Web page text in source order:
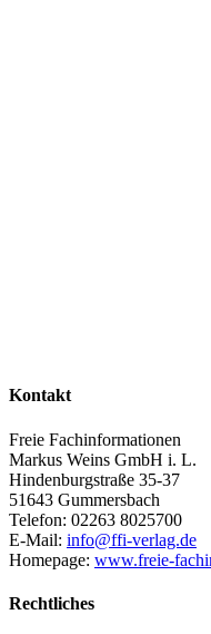
Kontakt
Freie Fachinformationen
Markus Weins GmbH i. L.
Hindenburgstraße 35-37
51643 Gummersbach
Telefon: 02263 8025700
E-Mail: info@ffi-verlag.de
Homepage: www.freie-
Rechtliches